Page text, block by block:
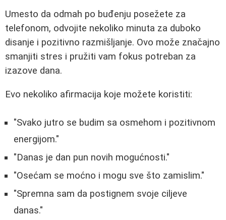
Umesto da odmah po buđenju posežete za
telefonom, odvojite nekoliko minuta za duboko
disanje i pozitivno razmišljanje. Ovo može značajno
smanjiti stres i pružiti vam fokus potreban za
izazove dana.
Evo nekoliko afirmacija koje možete koristiti:
"Svako jutro se budim sa osmehom i pozitivnom
energijom."
"Danas je dan pun novih mogućnosti."
"Osećam se moćno i mogu sve što zamislim."
"Spremna sam da postignem svoje ciljeve
danas."